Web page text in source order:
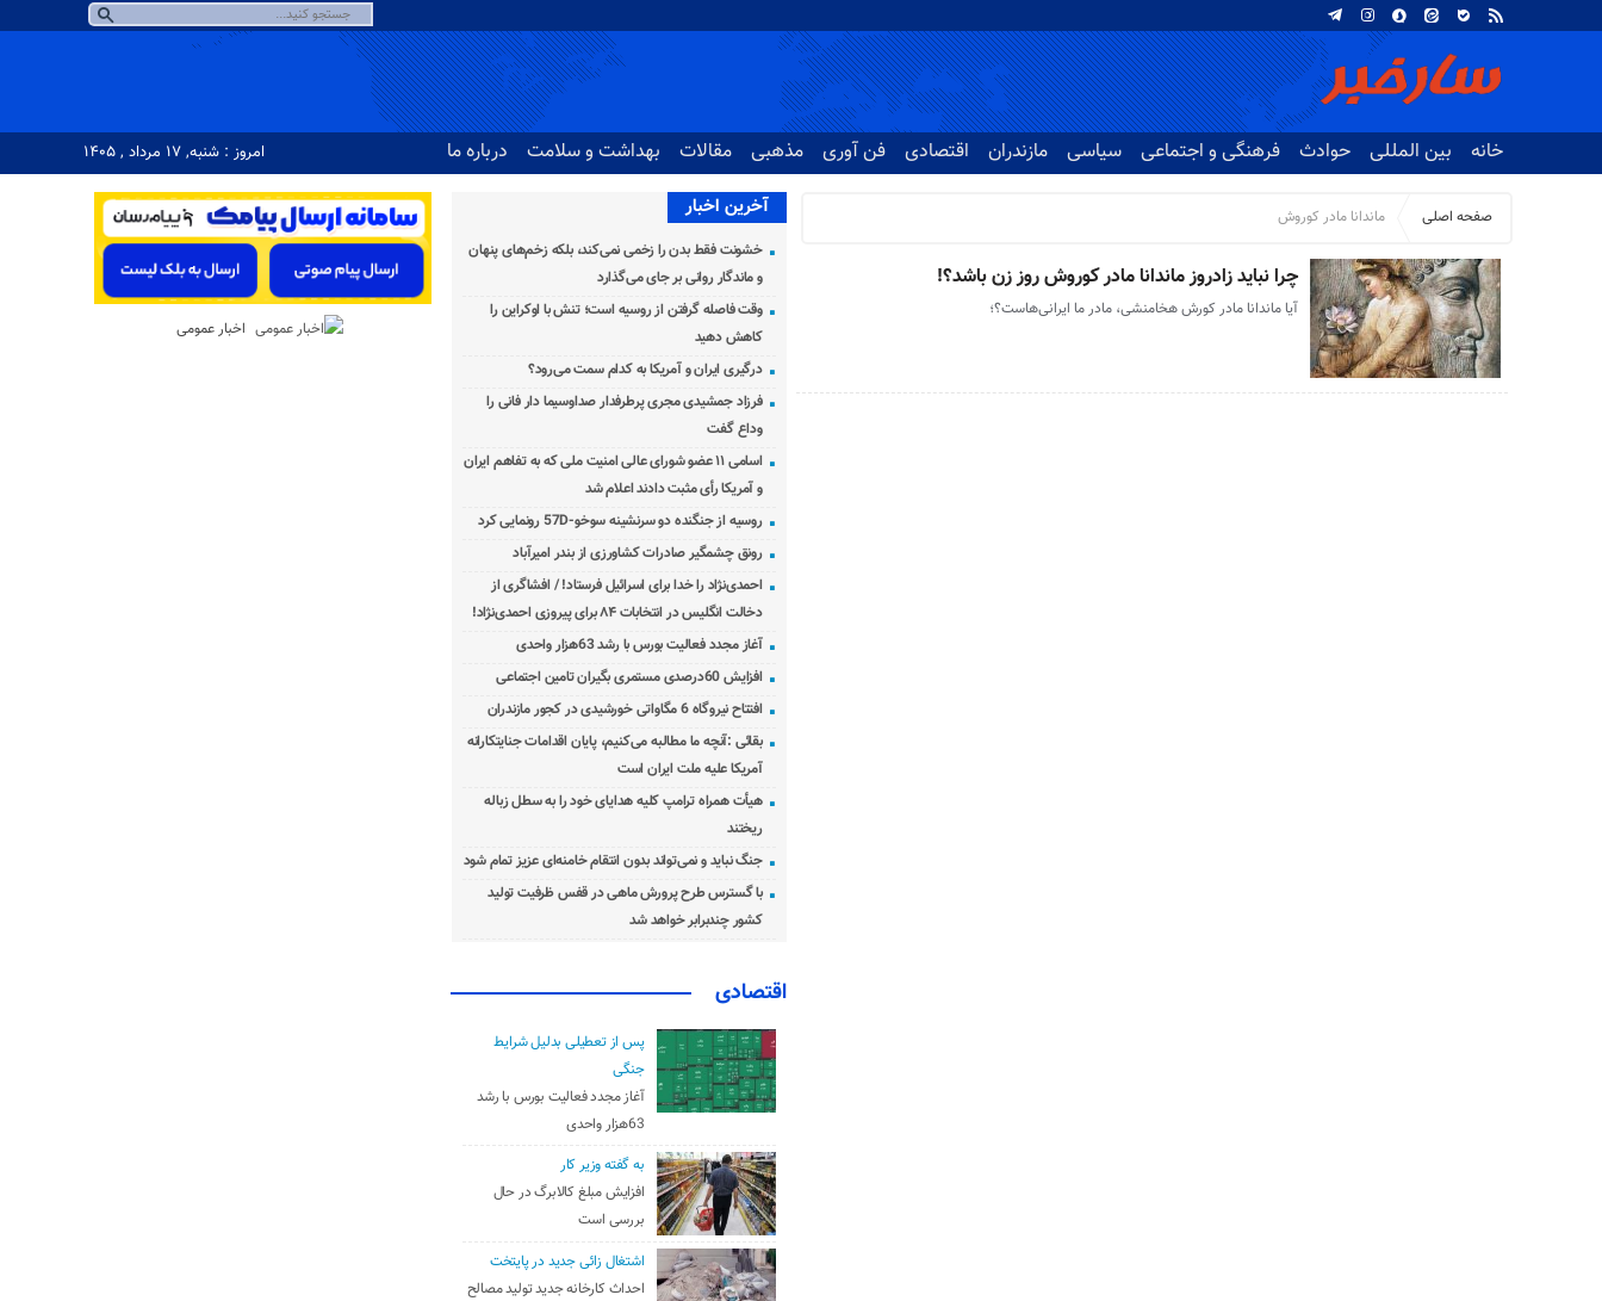
خانه بین المللی حوادث فرهنگی و اجتماعی سیاسی مازندران اقتصادی فن آوری مذهبی مقالات بهداشت و سلامت درباره ما امروز : شنبه, ۱۷ مرداد , ۱۴۰۵
صفحه اصلی ماندانا مادر کوروش
چرا نباید زادروز ماندانا مادر کوروش روز زن باشد؟!
آیا ماندانا مادر کورش هخامنشی، مادر ما ایرانی‌هاست؟؛
آخرین اخبار
خشونت فقط بدن را زخمی نمی‌کند، بلکه زخم‌های پنهان
و ماندگار روانی بر جای می‌گذارد
وقت فاصله گرفتن از روسیه است؛ تنش با اوکراین را
کاهش دهید
درگیری ایران و آمریکا به کدام سمت می‌رود؟
فرزاد جمشیدی مجری پرطرفدار صداوسیما دار فانی را
وداع گفت
اسامی ۱۱ عضو شورای عالی امنیت ملی که به تفاهم ایران
و آمریکا رأی مثبت دادند اعلام شد
روسیه از جنگنده دو سرنشینه سوخو-57D رونمایی کرد
رونق چشمگیر صادرات کشاورزی از بندر امیرآباد
احمدی‌نژاد را خدا برای اسرائیل فرستاد! / افشاگری از
دخالت انگلیس در انتخابات ۸۴ برای پیروزی احمدی‌نژاد!
آغاز مجدد فعالیت بورس با رشد 63هزار واحدی
افزایش 60درصدی مستمری بگیران تامین اجتماعی
افتتاح نیروگاه 6 مگاواتی خورشیدی در کجور مازندران
بقائی :آنچه ما مطالبه می‌کنیم، پایان اقدامات جنایتکارانه
آمریکا علیه ملت ایران است
هیأت همراه ترامپ کلیه هدایای خود را به سطل زباله
ریختند
جنگ نباید و نمی‌تواند بدون انتقام خامنه‌ای عزیز تمام شود
با گسترس طرح پرورش ماهی در قفس ظرفیت تولید
کشور چندبرابر خواهد شد
اقتصادی
پس از تعطیلی بدلیل شرایط
جنگی
آغاز مجدد فعالیت بورس با رشد
63هزار واحدی
به گفته وزیر کار
افزایش مبلغ کالابرگ در حال
بررسی است
اشتغال زائی جدید در پایتخت
احداث کارخانه جدید تولید مصالح
اخبار عمومی